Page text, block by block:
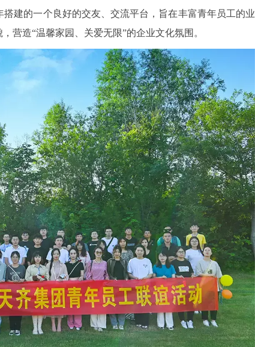
建的一个良好的交友、交流平台，旨在丰富青年员工的业
营造“温馨家园、关爱无限”的企业文化氛围。